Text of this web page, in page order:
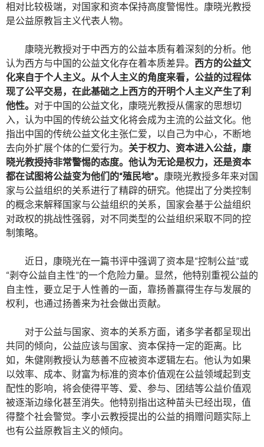
相对比较极端，对国家和资本保持高度警惕性。康晓光教授
是公益原教旨主义代表人物。
康晓光教授对于中西方的公益本质有着深刻的分析。他
认为西方与中国的公益文化存在着本质差异。 西方的公益文
化来自于个人主义。从个人主义的角度来看，公益的过程体
现了公平交易，在此基础之上西方的开明个人主义产生了利
他性。 对于中国的公益文化，康晓光教授从儒家的思想切
入，认为中国的传统公益文化将会成为主流的公益文化。他
指出中国的传统公益文化主张仁爱，以自己为中心，不断地
去向外扩展个体的仁爱行为。 关于权力、资本进入公益，康
晓光教授持非常警惕的态度。他认为无论是权力，还是资本
都在试图将公益变为他们的“殖民地”。 康晓光教授多年来对国
家与公益组织的关系进行了精辟的研究。他提出了分类控制
的概念来解释国家与公益组织的关系，国家会基于公益组织
对政权的挑战性强弱，对不同类型的公益组织采取不同的控
制策略。
近日，康晓光在一篇书评中强调了资本是“控制公益”或
“剥夺公益自主性”的一个危险力量。显然，他特别重视公益的
自主性，要立足于人性善的一面，靠扬善赢得生存与发展的
权利，也通过扬善来为社会做出贡献。
对于公益与国家、资本的关系方面，诸多学者都呈现出
共同的倾向，公益应该与国家、资本保持一定的距离。比
如，朱健刚教授认为慈善不应被资本逻辑左右。他认为如果
以效率、成本、财富为标准的资本价值观在公益领域起到支
配性的影响，将会使得平等、爱、参与、团结等公益价值观
被逐渐边缘化甚至消失。他特别指出这种苗头已经出现，值
得整个社会警觉。李小云教授提出的公益的捐赠问题实际上
也有公益原教旨主义的倾向。